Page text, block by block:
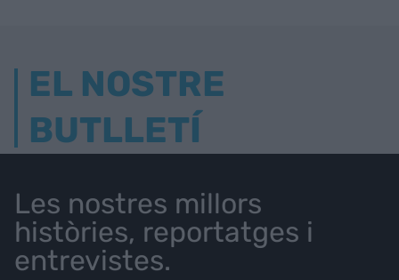
EL NOSTRE
BUTLLETÍ
Les nostres millors
històries, reportatges i
entrevistes.